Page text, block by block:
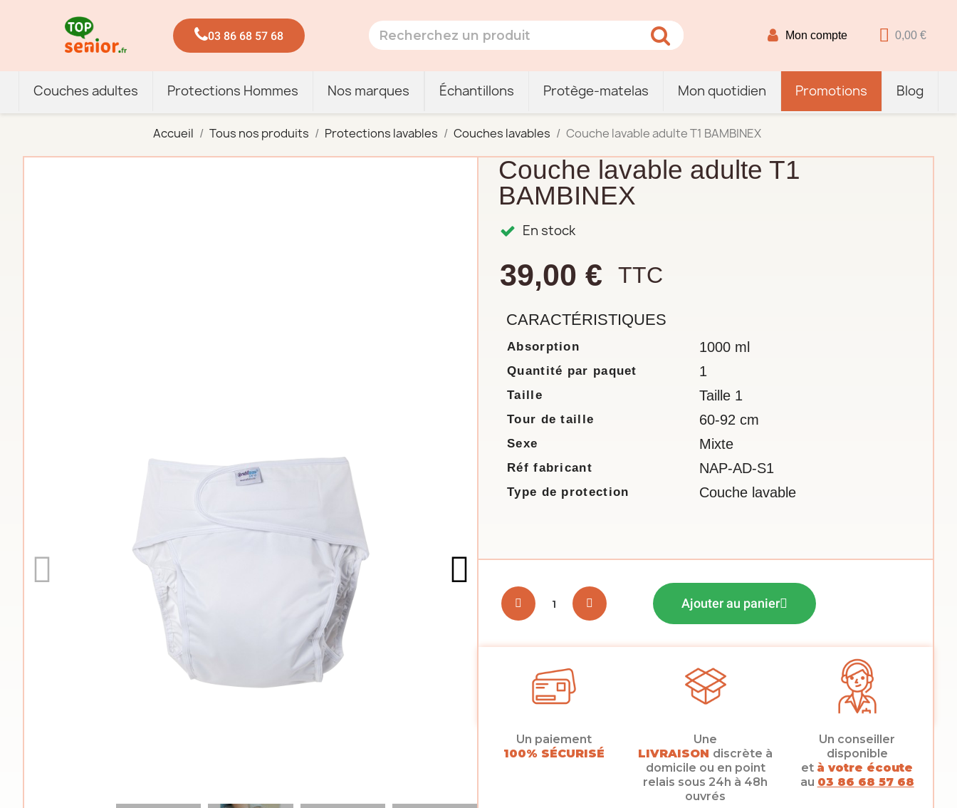
03 86 68 57 68 Mon compte 0,00 €
Couches adultes Protections Hommes Nos marques Échantillons Protège-matelas Mon quotidien Promotions Blog
Accueil Tous nos produits Protections lavables Couches lavables Couche lavable adulte T1 BAMBINEX
Couche lavable adulte T1
BAMBINEX
En stock
39,00 € TTC
CARACTÉRISTIQUES
Absorption 1000 ml
Quantité par paquet 1
Taille Taille 1
Tour de taille 60-92 cm
Sexe Mixte
Réf fabricant NAP-AD-S1
Type de protection Couche lavable
Ajouter au panier
Un paiement
100% SÉCURISÉ
Une
LIVRAISON discrète à
domicile ou en point
relais sous 24h à 48h
ouvrés
Un conseiller
disponible
et à votre écoute
au 03 86 68 57 68